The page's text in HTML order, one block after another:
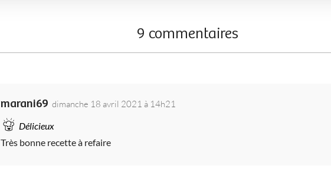
9 commentaires
marani69 dimanche 18 avril 2021 à 14h21
Délicieux
Très bonne recette à refaire